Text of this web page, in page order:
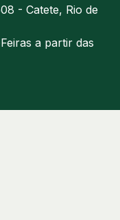
- Catete, Rio de
a partir das